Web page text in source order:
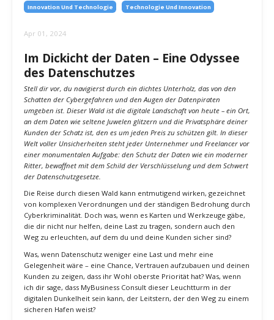
Innovation Und Digitale Transformation
Apr 01, 2024
Im Dickicht der Daten – Eine Odyssee
des Datenschutzes
Stell dir vor, du navigierst durch ein dichtes Unterholz, das von den
Schatten der Cybergefahren und den Augen der Datenpiraten
umgeben ist. Dieser Wald ist die digitale Landschaft von heute – ein Ort,
an dem Daten wie seltene Juwelen glitzern und die Privatsphäre deiner
Kunden der Schatz ist, den es um jeden Preis zu schützen gilt. In dieser
Welt voller Unsicherheiten steht jeder Unternehmer und Freelancer vor
einer monumentalen Aufgabe: den Schutz der Daten wie ein moderner
Ritter, bewaffnet mit dem Schild der Verschlüsselung und dem Schwert
der Datenschutzgesetze.
Die Reise durch diesen Wald kann entmutigend wirken, gezeichnet
von komplexen Verordnungen und der ständigen Bedrohung durch
Cyberkriminalität. Doch was, wenn es Karten und Werkzeuge gäbe,
die dir nicht nur helfen, deine Last zu tragen, sondern auch den
Weg zu erleuchten, auf dem du und deine Kunden sicher sind?
Was, wenn Datenschutz weniger eine Last und mehr eine
Gelegenheit wäre – eine Chance, Vertrauen aufzubauen und deinen
Kunden zu zeigen, dass ihr Wohl oberste Priorität hat? Was, wenn